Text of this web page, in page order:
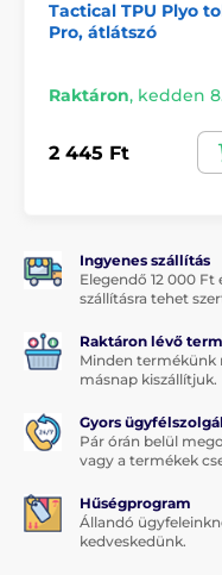
2× felszerelő
Tactical TPU Plyo
Pro, átlátszó
Raktáron, kedden
2 445 Ft
Ingyenes szállítás
Elegendő 12 000
szállításra tehet
Raktáron lévő
Minden termékünk
másnap kiszállítjuk.
Gyors
Pár órán belül
vagy a termékek
Hűségprogram
Állandó
kedveskedünk.